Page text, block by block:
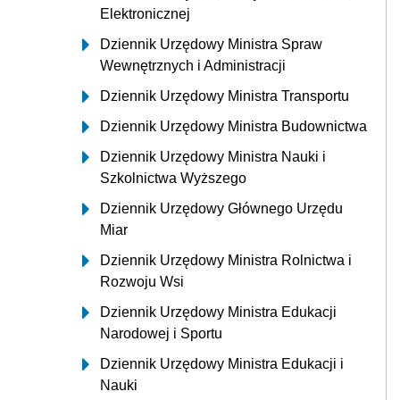
Elektronicznej
Dziennik Urzędowy Ministra Spraw
Wewnętrznych i Administracji
Dziennik Urzędowy Ministra Transportu
Dziennik Urzędowy Ministra Budownictwa
Dziennik Urzędowy Ministra Nauki i
Szkolnictwa Wyższego
Dziennik Urzędowy Głównego Urzędu
Miar
Dziennik Urzędowy Ministra Rolnictwa i
Rozwoju Wsi
Dziennik Urzędowy Ministra Edukacji
Narodowej i Sportu
Dziennik Urzędowy Ministra Edukacji i
Nauki